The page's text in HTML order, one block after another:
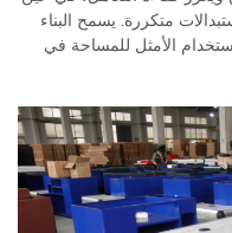
متكررة. يسمح البناء
الأمثل للمساحة في